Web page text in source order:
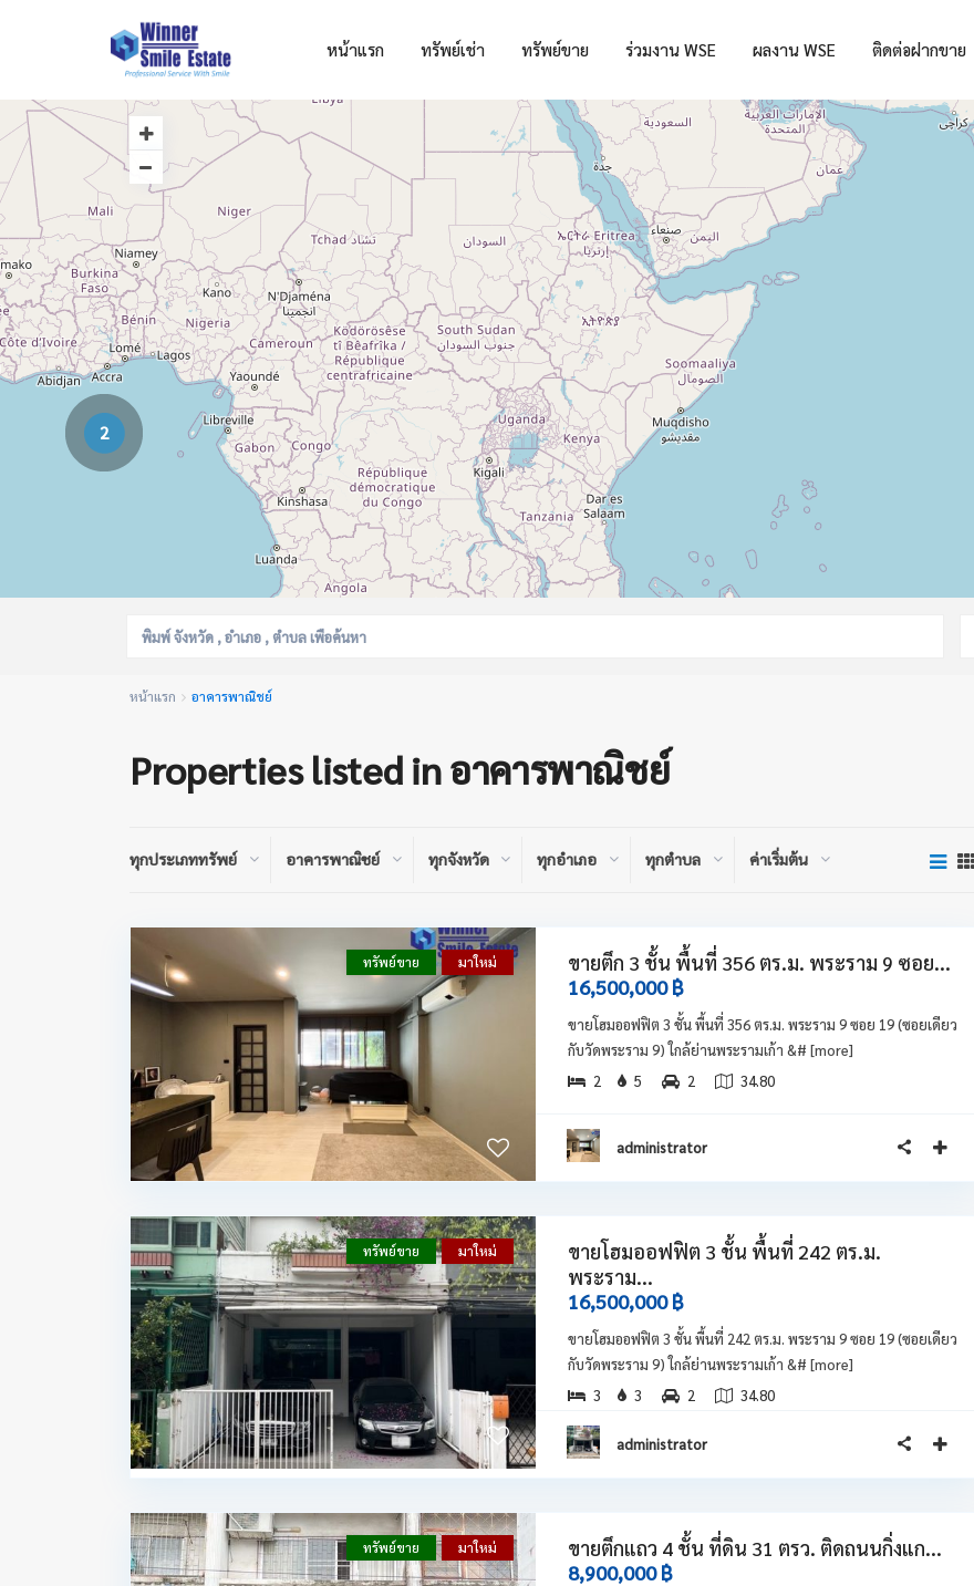
หน้าแรก ทรัพย์เช่า ทรัพย์ขาย ร่วมงาน WSE ผลงาน WSE ติดต่อฝากขาย
2
หน้าแรก อาคารพาณิชย์
Properties listed in อาคารพาณิชย์
ทุกประเภททรัพย์ อาคารพาณิชย์ ทุกจังหวัด ทุกอำเภอ ทุกตำบล ค่าเริ่มต้น
ทรัพย์ขาย มาใหม่
ขายตึก 3 ชั้น พื้นที่ 356 ตร.ม. พระราม 9 ซอย...
16,500,000 ฿
ขายโฮมออฟฟิต 3 ชั้น พื้นที่ 356 ตร.ม. พระราม 9 ซอย 19 (ซอยเดียว
กับวัดพระราม 9) ใกล้ย่านพระรามเก้า &# [more]
2
5 2 34.80
administrator
ทรัพย์ขาย มาใหม่
ขายโฮมออฟฟิต 3 ชั้น พื้นที่ 242 ตร.ม.
พระราม...
16,500,000 ฿
ขายโฮมออฟฟิต 3 ชั้น พื้นที่ 242 ตร.ม. พระราม 9 ซอย 19 (ซอยเดียว
กับวัดพระราม 9) ใกล้ย่านพระรามเก้า &# [more]
3
3 2 34.80
administrator
ทรัพย์ขาย มาใหม่
ขายตึกแถว 4 ชั้น ที่ดิน 31 ตรว. ติดถนนกิ่งแก...
8,900,000 ฿